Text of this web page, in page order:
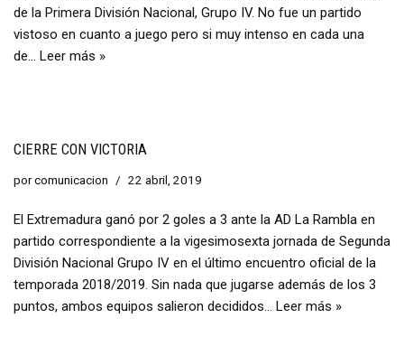
de la Primera División Nacional, Grupo IV. No fue un partido
vistoso en cuanto a juego pero si muy intenso en cada una
de… Leer más »
CIERRE CON VICTORIA
porcomunicacion 22 abril, 2019
El Extremadura ganó por 2 goles a 3 ante la AD La Rambla en
partido correspondiente a la vigesimosexta jornada de Segunda
División Nacional Grupo IV en el último encuentro oficial de la
temporada 2018/2019. Sin nada que jugarse además de los 3
puntos, ambos equipos salieron decididos… Leer más »